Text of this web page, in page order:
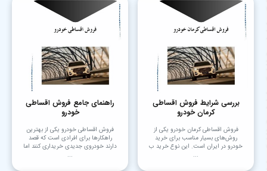
بررسی شرایط فروش اقساطی
کرمان خودرو
فروش اقساطی کرمان خودرو یکی از
روش‌های بسیار مناسب برای خرید
خودرو در ایران است. این نوع خرید ب
...
راهنمای جامع فروش اقساطی
خودرو
فروش اقساطی خودرو یکی از بهترین
راهکارها برای افرادی است که قصد
دارند خودروی جدیدی خریداری کنند اما
...